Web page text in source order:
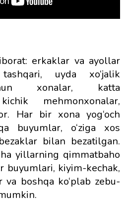
erkaklar va ayollar
uyda xo‘jalik
xonalar, katta
mehmonxonalar,
Har bir xona yog‘och
buyumlar, o‘ziga xos
bilan bezatilgan.
yillarning qimmatbaho
buyumlari, kiyim-kechak,
va boshqa ko‘plab zebu-